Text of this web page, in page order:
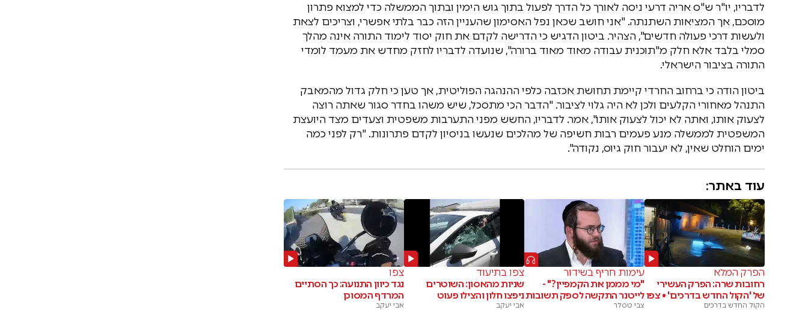
לדבריו, יו"ר ש"ס אריה דרעי ניסה לאורך כל הדרך לפעול בתוך גוש הימין ובתוך הממשלה כדי למצוא פתרון
מוסכם, אך המציאות השתנתה. "אני חושב שכאן נפל האסימון שהעניין הזה כבר בלתי אפשרי, וצריכים לצאת
ולעשות דרכי פעולה חדשים", הצהיר. ביטון הדגיש כי הדרישה לקדם את חוק יסוד לימוד התורה אינה מהלך
סמלי בלבד אלא חלק מ"תוכנית עבודה מאוד מאוד ברורה", שנועדה לדבריו לחזק מחדש את מעמד לומדי
התורה בציבור הישראלי.
ביטון הודה כי ברחוב החרדי קיימת תחושת אכזבה כלפי ההנהגה הפוליטית, אך טען כי חלק גדול מהמאבק
התנהל מאחורי הקלעים ולכן לא היה גלוי לציבור. "הדבר הכי מתסכל, שיש משהו בחדר סגור שאתה רוצה
לצעוק אותו, ואתה לא יכול לצעוק אותו", אמר. לדבריו, החשש מפני התערבות משפטית וצעדים מצד היועצת
המשפטית לממשלה מנע פעמים רבות חשיפה של מהלכים שנעשו בניסיון לקדם פתרונות. "רק לפני כמה
ימים הוחלט שאין, לא יעבור חוק גיוס, נקודה".
עוד באתר:
הפרק המלא
רחובות שרה: הפרק העשירי
של 'הקול החדש בדרכים' • צפו
הקול החדש בדרכים
עימות חריף בשידור
"מי מממן את הקמפיין?" -
לייטנר התקשה לספק תשובות
צבי טסלר
צפו בתיעוד
שניות מהאסון: השוטרים
ניפצו חלון והצילו פעוט
אבי יעקב
צפו
נגד כיוון התנועה: כך הסתיים
המרדף המסוכן
אבי יעקב